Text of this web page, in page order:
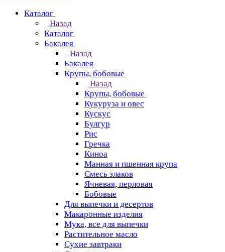
Каталог
Назад
Каталог
Бакалея
Назад
Бакалея
Крупы, бобовые
Назад
Крупы, бобовые
Кукуруза и овес
Кускус
Булгур
Рис
Гречка
Киноа
Манная и пшенная крупа
Смесь злаков
Ячневая, перловая
Бобовые
Для выпечки и десертов
Макаронные изделия
Мука, все для выпечки
Растительное масло
Сухие завтраки